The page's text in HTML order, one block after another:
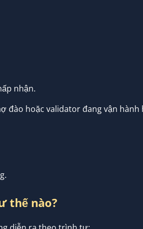
nhận.
đào hoặc validator đang vận hành
thế nào?